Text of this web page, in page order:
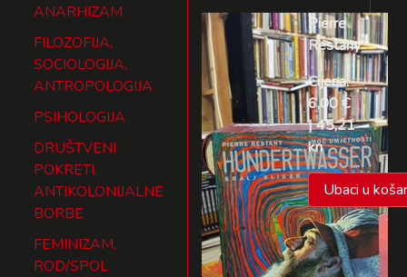
ANARHIZAM
FILOZOFIJA,
SOCIOLOGIJA,
ANTROPOLOGIJA
PSIHOLOGIJA
DRUŠTVENI
POKRETI,
ANTIKOLONIJALNE
BORBE
FEMINIZAM,
ROD/SPOL
Pierre
Restany
Cijena:
6,00 €
| 45,21
kn
Ubaci u